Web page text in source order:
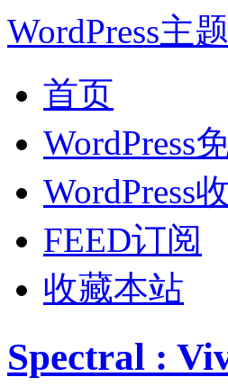
WordPress主
首页
WordPress
WordPress
FEED订阅
收藏本站
Spectral :